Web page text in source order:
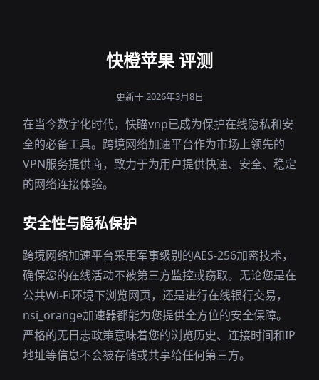
快橙苹果 评测
更新于 2026年3月8日
在当今数字化时代，快瞄vnp已成为保护在线隐私和安
全的必备工具。跨境网络加速平台作为市场上领先的
VPN服务提供商，致力于为用户提供快速、安全、稳定
的网络连接体验。
安全性与隐私保护
跨境网络加速平台采用军事级别的AES-256加密技术，
确保您的在线活动不被第三方监控或窃取。无论您是在
公共Wi-Fi环境下浏览网页，还是进行在线银行交易，
nsi_orange加速器都能为您提供全方位的安全保障。
严格的无日志政策意味着您的浏览历史、连接时间和IP
地址等信息不会被存储或共享给任何第三方。